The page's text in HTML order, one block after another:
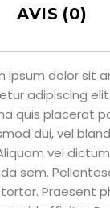
AVIS (0)
ipsum dolor sit
adipiscing
quis placerat
dui, vel
vel
sem.
Praesent